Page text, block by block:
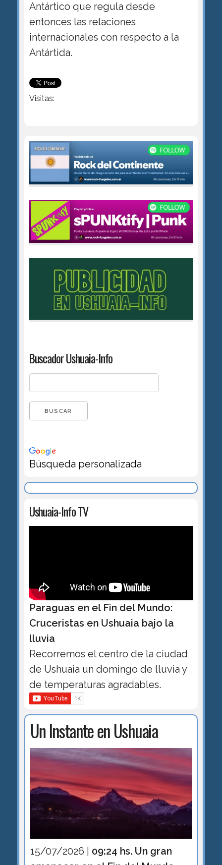
Antártico que regula desde
entonces las relaciones
internacionales con respecto a la
Antártida.
Visitas:
Buscador Ushuaia-Info
Búsqueda personalizada
Ushuaia-Info TV
Paraguas en el Fin del Mundo:
Cruceristas en Ushuaia bajo la
lluvia
Recorremos el centro de la ciudad
de Ushuaia un domingo de lluvia y
de temperaturas agradables.
Un Instante en Ushuaia
15/07/2026 | 09:24 hs. Un gran